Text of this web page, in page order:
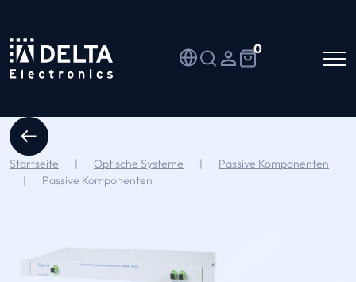
0
Startseite | Optische Systeme |
Passive Komponenten
|
Passive Komponenten